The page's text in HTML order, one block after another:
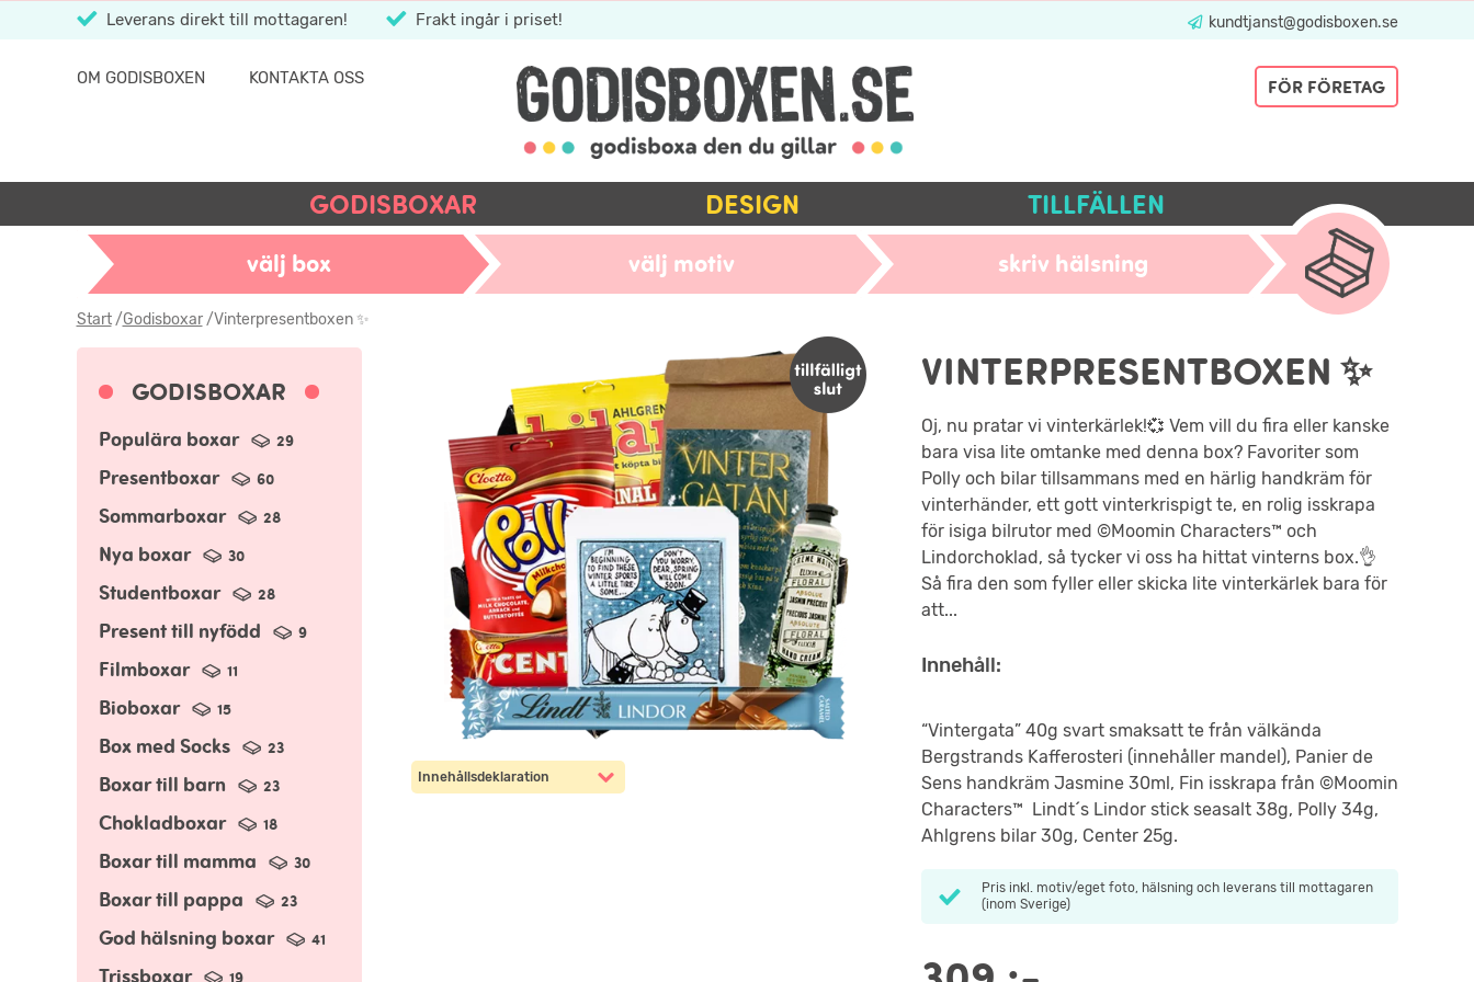
Leverans direkt till mottagaren! Frakt ingår i priset! kundtjanst@godisboxen.se
OM GODISBOXEN KONTAKTA OSS FÖR FÖRETAG
GODISBOXAR DESIGN TILLFÄLLEN
välj box välj motiv skriv hälsning
Start/Godisboxar/Vinterpresentboxen ✨
GODISBOXAR
Populära boxar 29
Presentboxar 60
Sommarboxar 28
Nya boxar 30
Studentboxar 28
Present till nyfödd 9
Filmboxar 11
Bioboxar 15
Box med Socks 23
Boxar till barn 23
Chokladboxar 18
Boxar till mamma 30
Boxar till pappa 23
God hälsning boxar 41
Trissboxar 19
Innehållsdeklaration
VINTERPRESENTBOXEN ✨
Oj, nu pratar vi vinterkärlek!💞 Vem vill du fira eller kanske
bara visa lite omtanke med denna box? Favoriter som
Polly och bilar tillsammans med en härlig handkräm för
vinterhänder, ett gott vinterkrispigt te, en rolig isskrapa
för isiga bilrutor med ©Moomin Characters™ och
Lindorchoklad, så tycker vi oss ha hittat vinterns box.👌
Så fira den som fyller eller skicka lite vinterkärlek bara för
att...
Innehåll:
“Vintergata” 40g svart smaksatt te från välkända
Bergstrands Kafferosteri (innehåller mandel), Panier de
Sens handkräm Jasmine 30ml, Fin isskrapa från ©Moomin
Characters™ Lindt´s Lindor stick seasalt 38g, Polly 34g,
Ahlgrens bilar 30g, Center 25g.
Pris inkl. motiv/eget foto, hälsning och leverans till mottagaren
(inom Sverige)